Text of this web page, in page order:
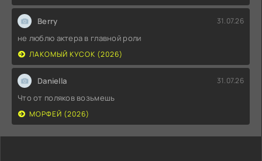
Berry 31.07.26
не люблю актера в главной роли
ЛАКОМЫЙ КУСОК (2026)
Daniella 31.07.26
Что от поляков возьмешь
МОРФЕЙ (2026)